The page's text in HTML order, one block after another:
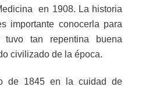
en 1908. La historia
importante conocerla para
tan repentina buena
civilizado de la época.
de 1845 en la cuidad de